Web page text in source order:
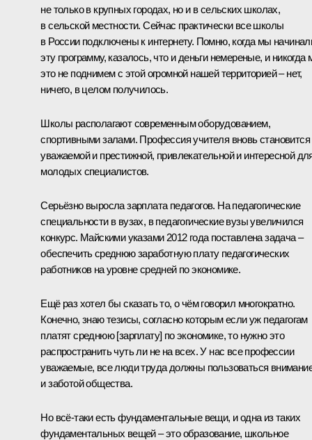
не только в крупных городах, но и в сельских школах,
в сельской местности. Сейчас практически все школы
в России подключены к интернету. Помню, когда мы
эту программу, казалось, что и деньги немереные, и никогда
это не поднимем с этой огромной нашей территорией – нет,
ничего, в целом получилось.
Школы располагают современным оборудованием,
спортивными залами. Профессия учителя вновь становится
уважаемой и престижной, привлекательной и интересной
молодых специалистов.
Серьёзно выросла зарплата педагогов. На педагогические
специальности в вузах, в педагогические вузы увеличился
конкурс. Майскими указами 2012 года поставлена задача –
обеспечить среднюю заработную плату педагогических
работников на уровне средней по экономике.
Ещё раз хотел бы сказать то, о чём говорил многократно.
Конечно, знаю тезисы, согласно которым если уж педагогам
платят среднюю [зарплату] по экономике, то нужно это
распространить чуть ли не на всех. У нас все профессии
уважаемые, все люди труда должны пользоваться
и заботой общества.
Но всё‑таки есть фундаментальные вещи, и одна из таких
фундаментальных вещей – это образование, школьное